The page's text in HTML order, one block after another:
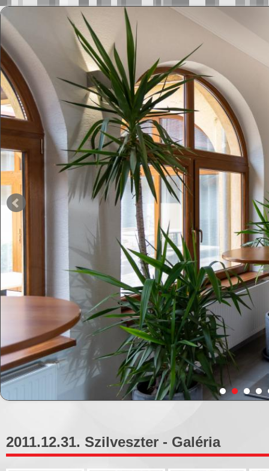
2011.12.31. Szilveszter - Galéria